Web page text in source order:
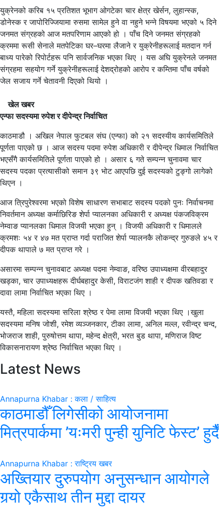
युक्रेनको करिब १५ प्रतिशत भूभाग ओगटेका चार क्षेत्र खेर्सन, लुहान्स्क,
डोनेस्क र जापोरिज्जियामा रुसमा सामेल हुने वा नहुने भन्ने विषयमा भएको ५ दिने
जनमत संग्रहको आज मतपरिणाम आएको हो । पाँच दिने जनमत संग्रहको
क्रममा रूसी सेनाले मतपेटिका घर–घरमा लैजाने र युक्रेनीहरूलाई मतदान गर्न
बाध्य पारेको रिपोर्टहरू पनि सार्वजनिक भएका थिए । यस अघि युक्रेनले जनमत
संग्रहमा सहयोग गर्ने युक्रेनीहरूलाई देशद्रोहको आरोप र कम्तिमा पाँच वर्षको
जेल सजाय गर्ने चेतावनी दिएको थियो ।
खेल खबर
एन्फा सदस्यमा रुपेश र दीपेन्द्र निर्वाचित
काठमाडौ । अखिल नेपाल फुटबल संघ (एन्फा) को २१ सदस्यीय कार्यसमितिले
पूर्णता पाएको छ । आज सदस्य पदमा रुपेश अधिकारी र दीपेन्द्र धिमाल निर्वाचित
भएसँगै कार्यसमितिले पूर्णता पाएको हो । असार ६ गते सम्पन्न चुनावमा चार
सदस्य पदका प्रत्यासीको समान ३९ भोट आएपछि दुई सदस्यको टुङ्गो लागेको
थिएन ।
आज त्रिपुरेश्वरमा भएको विशेष साधारण सभाबाट सदस्य पदको पुनः निर्वाचनमा
निवर्तमान अध्यक्ष कर्माछिरिङ शेर्पा प्यालनका अधिकारी र अध्यक्ष पंकजविक्रम
नेम्वाङ प्यानलका धिमाल विजयी भएका हुन् । विजयी अधिकारी र धिमालले
क्रमशः ५४ र ४७ मत प्राप्त गर्दा पराजित शेर्पा प्यालनकै लोकन्द्र गुरुङले ४५ र
दीपक थापाले ७ मत प्राप्त गरे ।
असारमा सम्पन्न चुनावबाट अध्यक्ष पदमा नेम्वाङ, वरिष्ठ उपाध्यक्षमा वीरबहादुर
खड्का, चार उपाध्यक्षहरू दीर्घबहादुर केसी, विराटजंग शाही र दीपक खतिवडा र
दावा लामा निर्वाचित भएका थिए ।
यस्तै, महिला सदस्यमा सरिला श्रेष्ठ र पेमा लामा विजयी भएका थिए ।खुला
सदस्यमा मनिष जोशी, रमेश व्यञ्जनकार, टीका लामा, अनिल मल्ल, रवीन्द्र चन्द,
भोजराज शाही, पुरुषोत्तम थापा, महेन्द क्षेत्री, भरत बुड थापा, मणिराज विष्ट
विकासनारायण श्रेष्ठ निर्वाचित भएका थिए ।
Latest News
Annapurna Khabar : कला / साहित्य
काठमाडौँ लिगेसीको आयोजनामा
मित्रपार्कमा ’यःमरी पुन्ही युनिटि फेस्ट’ हुदैँ
Annapurna Khabar : राष्ट्रिय खबर
अख्तियार दुरुपयोग अनुसन्धान आयोगले
गर्‍यो एकैसाथ तीन मुद्दा दायर